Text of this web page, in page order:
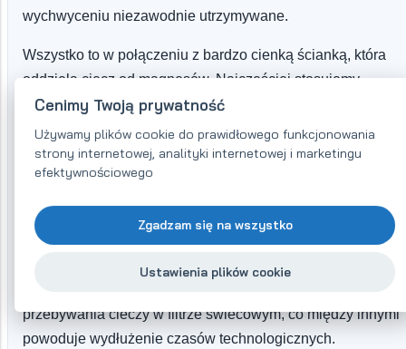
wychwyceniu niezawodnie utrzymywane.
Wszystko to w połączeniu z bardzo cienką ścianką, która
oddziela ciecz od magnesów. Najczęściej stosujemy
grubości0,5 do 0,7 mmw zależności od wybranej siły
magnetycznej i wymagań dotyczących jakości separacji
magnetycznej.
zapewnić możliwie najściślejszy kontakt metalowego
zanieczyszczenia z prętem magnetycznym. W filtrach
tekstylnych zwykle trudno to zapewnić, a kontakt z prętami
przebywania cieczy w filtrze świecowym, co między innymi
powoduje wydłużenie czasów technologicznych.
Cenimy Twoją prywatność
Używamy plików cookie do prawidłowego funkcjonowania
strony internetowej, analityki internetowej i marketingu
efektywnościowego
Zgadzam się na wszystko
Ustawienia plików cookie